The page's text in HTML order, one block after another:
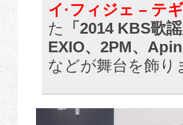
イ·フィジェ – テ
た
「2014 KBS歌
EXIO、2PM、
などが舞台を飾り